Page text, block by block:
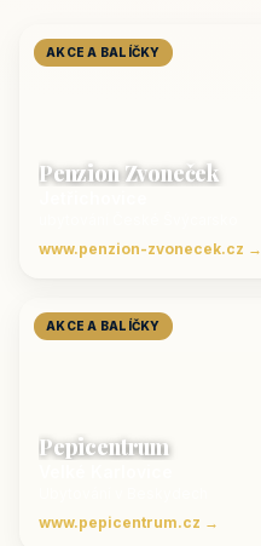
AKCE A BALÍČKY
Penzion Zvoneček
www.penzion-zvonecek.cz →
AKCE A BALÍČKY
Pepicentrum
www.pepicentrum.cz →